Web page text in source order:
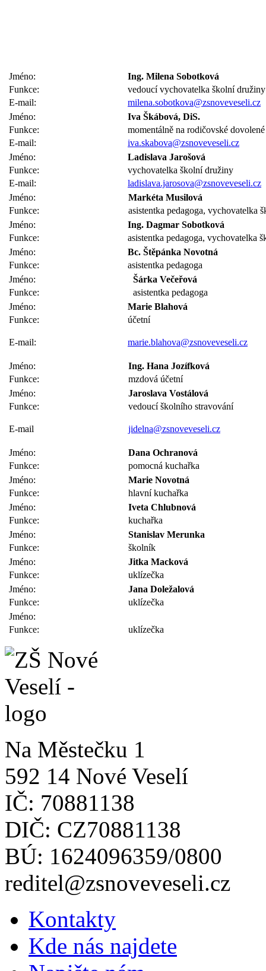
Jméno:
Ing. Milena Sobotková
Funkce:
vedoucí vychovatelka školní družiny
E-mail:
milena.sobotkova@zsnoveveseli.cz
Jméno:
Iva Škábová, DiS.
Funkce:
momentálně na rodičovské dovolené
E-mail:
iva.skabova@zsnoveveseli.cz
Jméno:
Ladislava Jarošová
Funkce:
vychovatelka školní družiny
E-mail:
ladislava.jarosova@zsnoveveseli.cz
Jméno:
Markéta Musilová
Funkce:
asistentka pedagoga, vychovatelka
Jméno:
Ing. Dagmar Sobotková
Funkce:
asistentka pedagoga, vychovatelka
Jméno:
Bc. Štěpánka Novotná
Funkce:
asistentka pedagoga
Jméno:
Šárka Večeřová
Funkce:
asistentka pedagoga
Jméno:
Marie Blahová
Funkce:
účetní
E-mail: marie.blahova@zsnoveveseli.cz
Jméno:
Ing. Hana Jozífková
Funkce:
mzdová účetní
Jméno:
Jaroslava Vostálová
Funkce:
vedoucí školního stravování
E-mail jidelna@zsnoveveseli.cz
Jméno:
Dana Ochranová
Funkce:
pomocná kuchařka
Jméno:
Marie Novotná
Funkce:
hlavní kuchařka
Jméno:
Iveta Chlubnová
Funkce:
kuchařka
Jméno:
Stanislav Merunka
Funkce:
školník
Jméno:
Jitka Macková
Funkce:
uklízečka
Jméno:
Jana Doležalová
Funkce:
uklízečka
Jméno:
Funkce:
uklízečka
Na Městečku 1
592 14 Nové Veselí
IČ: 70881138
DIČ: CZ70881138
BÚ: 1624096359/0800
reditel@zsnoveveseli.cz
Kontakty
Kde nás najdete